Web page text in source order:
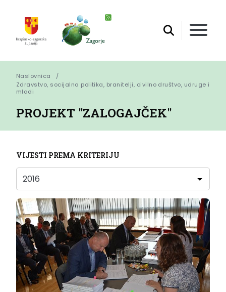
Naslovnica
Zdravstvo, socijalna politika, branitelji, civilno društvo, udruge i
mladi
PROJEKT "ZALOGAJČEK"
VIJESTI PREMA KRITERIJU